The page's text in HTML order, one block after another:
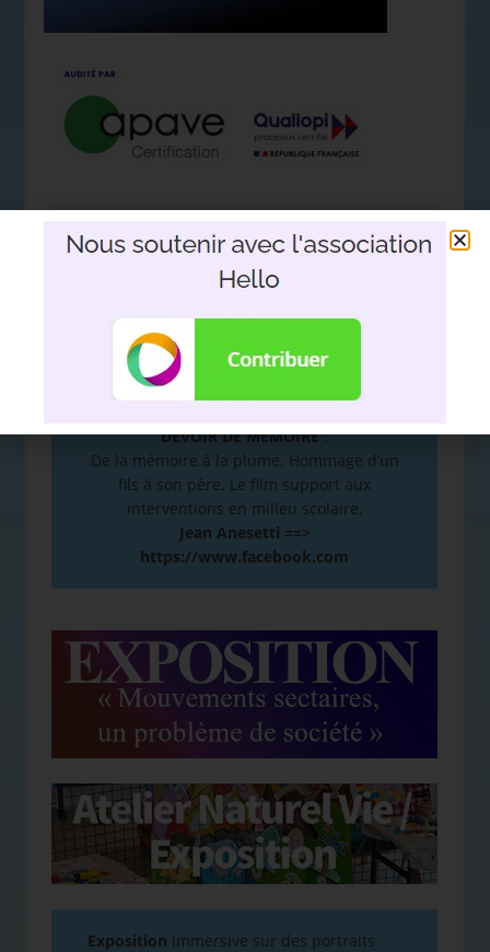
Nous soutenir avec l'association
Hello
DEVOIR DE MÉMOIRE:
De la mémoire à la plume. Hommage d’un
fils à son père. Le film support aux
interventions en milieu scolaire.
Jean Anesetti ==>
https://www.facebook.com
Exposition immersive sur des portraits